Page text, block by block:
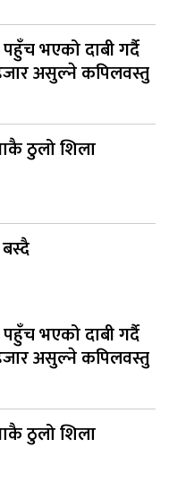
भएको दाबी गर्दै
असुल्ने कपिलवस्तु
ठुलो शिला
भएको दाबी गर्दै
असुल्ने कपिलवस्तु
ठुलो शिला